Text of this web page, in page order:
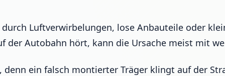
Luftverwirbelungen, lose Anbauteile oder
der Autobahn hört, kann die Ursache meist mit
ein falsch montierter Träger klingt auf der